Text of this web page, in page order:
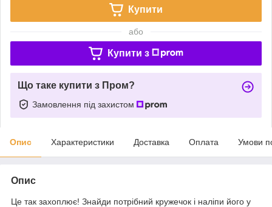
Купити
або
Купити з
Що таке купити з Пром?
Замовлення під захистом
Опис Характеристики Доставка Оплата Умови
Опис
Це так захоплює! Знайди потрібний кружечок і наліпи його у